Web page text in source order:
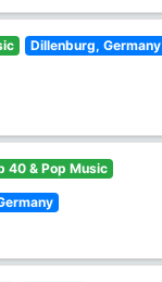
Dillenburg, Germany
40 & Pop Music